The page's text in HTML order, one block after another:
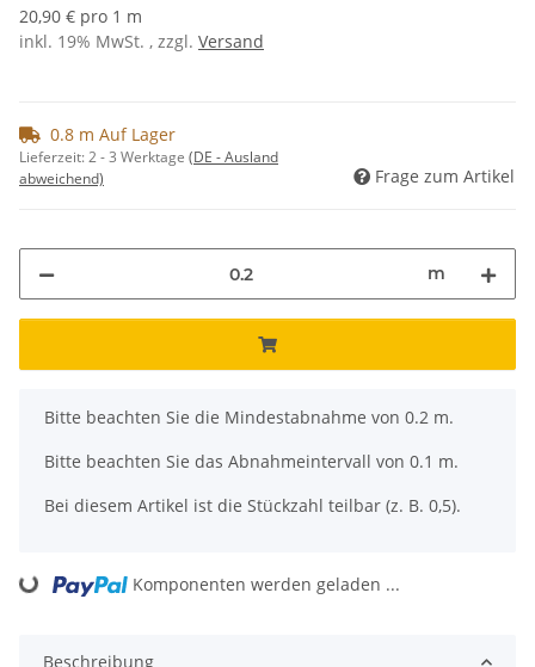
20,90 € pro 1 m
inkl. 19% MwSt. , zzgl. Versand
0.8 m Auf Lager
Lieferzeit:2 - 3 Werktage (DE - Ausland
abweichend)
Frage zum Artikel
m
x
Bitte beachten Sie die Mindestabnahme von 0.2 m.
Bitte beachten Sie das Abnahmeintervall von 0.1 m.
Bei diesem Artikel ist die Stückzahl teilbar (z. B. 0,5).
Loading... Komponenten werden geladen ...
Beschreibung